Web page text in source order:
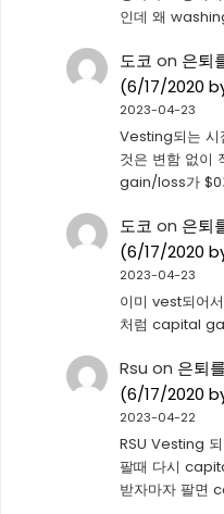
인데 왜
도코 on 은퇴
(6/17/2020
2023-04-23
Vesting되는 시
것은 변함 없이
gain/loss가 $0
도코 on 은퇴
(6/17/2020
2023-04-23
이미 vest되어
처럼 capital
Rsu on 은퇴
(6/17/2020
2023-04-22
RSU Vesting
팔때 다시
받자마자 팔면